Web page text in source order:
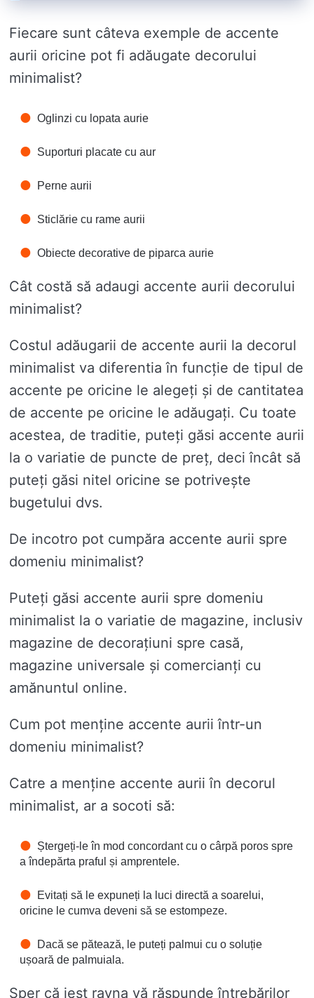
Fiecare sunt câteva exemple de accente
aurii oricine pot fi adăugate decorului
minimalist?
Oglinzi cu lopata aurie
Suporturi placate cu aur
Perne aurii
Sticlărie cu rame aurii
Obiecte decorative de piparca aurie
Cât costă să adaugi accente aurii decorului
minimalist?
Costul adăugarii de accente aurii la decorul
minimalist va diferentia în funcție de tipul de
accente pe oricine le alegeți și de cantitatea
de accente pe oricine le adăugați. Cu toate
acestea, de traditie, puteți găsi accente aurii
la o variatie de puncte de preț, deci încât să
puteți găsi nitel oricine se potrivește
bugetului dvs.
De incotro pot cumpăra accente aurii spre
domeniu minimalist?
Puteți găsi accente aurii spre domeniu
minimalist la o variatie de magazine, inclusiv
magazine de decorațiuni spre casă,
magazine universale și comercianți cu
amănuntul online.
Cum pot menține accente aurii într-un
domeniu minimalist?
Catre a menține accente aurii în decorul
minimalist, ar a socoti să:
Ștergeți-le în mod concordant cu o cârpă poros spre
a îndepărta praful și amprentele.
Evitați să le expuneți la luci directă a soarelui,
oricine le cumva deveni să se estompeze.
Dacă se pătează, le puteți palmui cu o soluție
ușoară de palmuiala.
Sper că iest ravna vă răspunde întrebărilor